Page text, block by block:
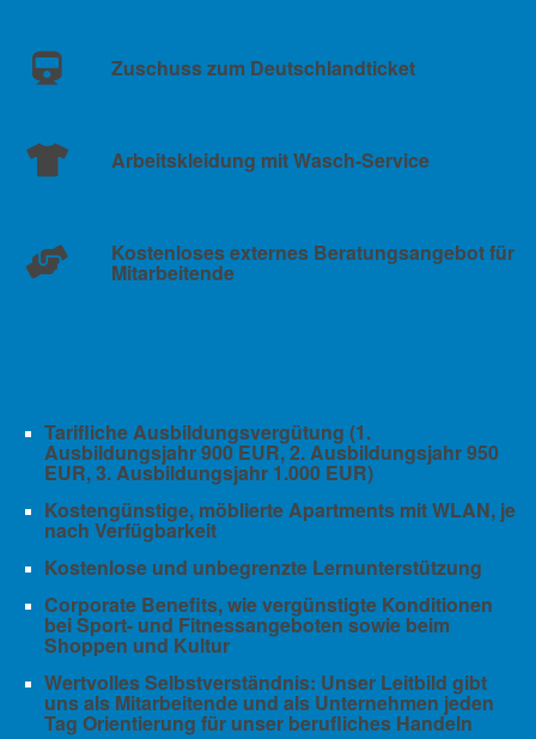
Zuschuss zum Deutschlandticket
Arbeitskleidung mit Wasch-Service
Kostenloses externes Beratungsangebot für
Mitarbeitende
Tarifliche Ausbildungsvergütung (1.
Ausbildungsjahr 900 EUR, 2. Ausbildungsjahr 950
EUR, 3. Ausbildungsjahr 1.000 EUR)
Kostengünstige, möblierte Apartments mit WLAN, je
nach Verfügbarkeit
Kostenlose und unbegrenzte Lernunterstützung
Corporate Benefits, wie vergünstigte Konditionen
bei Sport- und Fitnessangeboten sowie beim
Shoppen und Kultur
Wertvolles Selbstverständnis: Unser Leitbild gibt
uns als Mitarbeitende und als Unternehmen jeden
Tag Orientierung für unser berufliches Handeln